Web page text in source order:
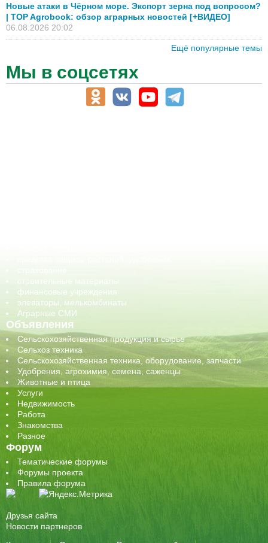
Новые атаки в Чёрном море. Экспорт зерна под вопросом?
| TOP Agrobook: обзор аграрных новостей [+ВИДЕО]
06.08.2026 20:02
Ещё популярные темы
Мы в соцсетях
строительные материалы
финансовые учреждения
элеваторы, мелькомбинаты
Аграрные СМИ
Объявления
Сельскохозяйственная продукция и сырье
Сельхоз техника
Сельскохозяйственная техника, оборудование, запчасти
Удобрения, агрохимия, семена, саженцы
Животные и птица
Услуги
Недвижимость
Работа
Знакомства
Разное
Форум
Тематические форумы
Форумы проекта
Правила форума
Друзья сайта
Новости партнеров